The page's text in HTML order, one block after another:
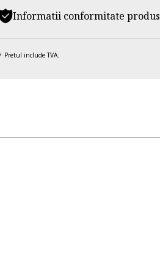
Informatii conformitate produs
Pretul include TVA.